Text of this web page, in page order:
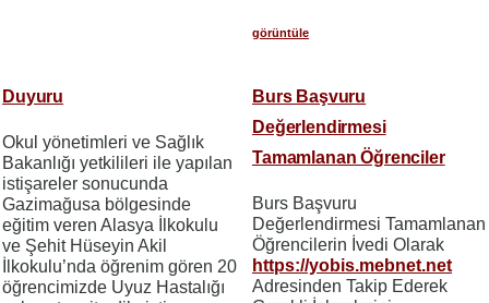
görüntüle
Duyuru
Okul yönetimleri ve Sağlık
Bakanlığı yetkilileri ile yapılan
istişareler sonucunda
Gazimağusa bölgesinde
eğitim veren Alasya İlkokulu
ve Şehit Hüseyin Akil
İlkokulu’nda öğrenim gören 20
öğrencimizde Uyuz Hastalığı
Burs Başvuru
Değerlendirmesi
Tamamlanan Öğrenciler
Burs Başvuru
Değerlendirmesi Tamamlanan
Öğrencilerin İvedi Olarak
https://yobis.mebnet.net
Adresinden Takip Ederek